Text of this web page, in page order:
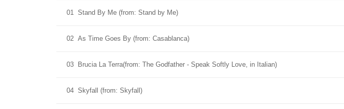
01 Stand By Me (from: Stand by Me)
02 As Time Goes By (from: Casablanca)
03 Brucia La Terra(from: The Godfather - Speak Softly Love, in Italian)
04 Skyfall (from: Skyfall)